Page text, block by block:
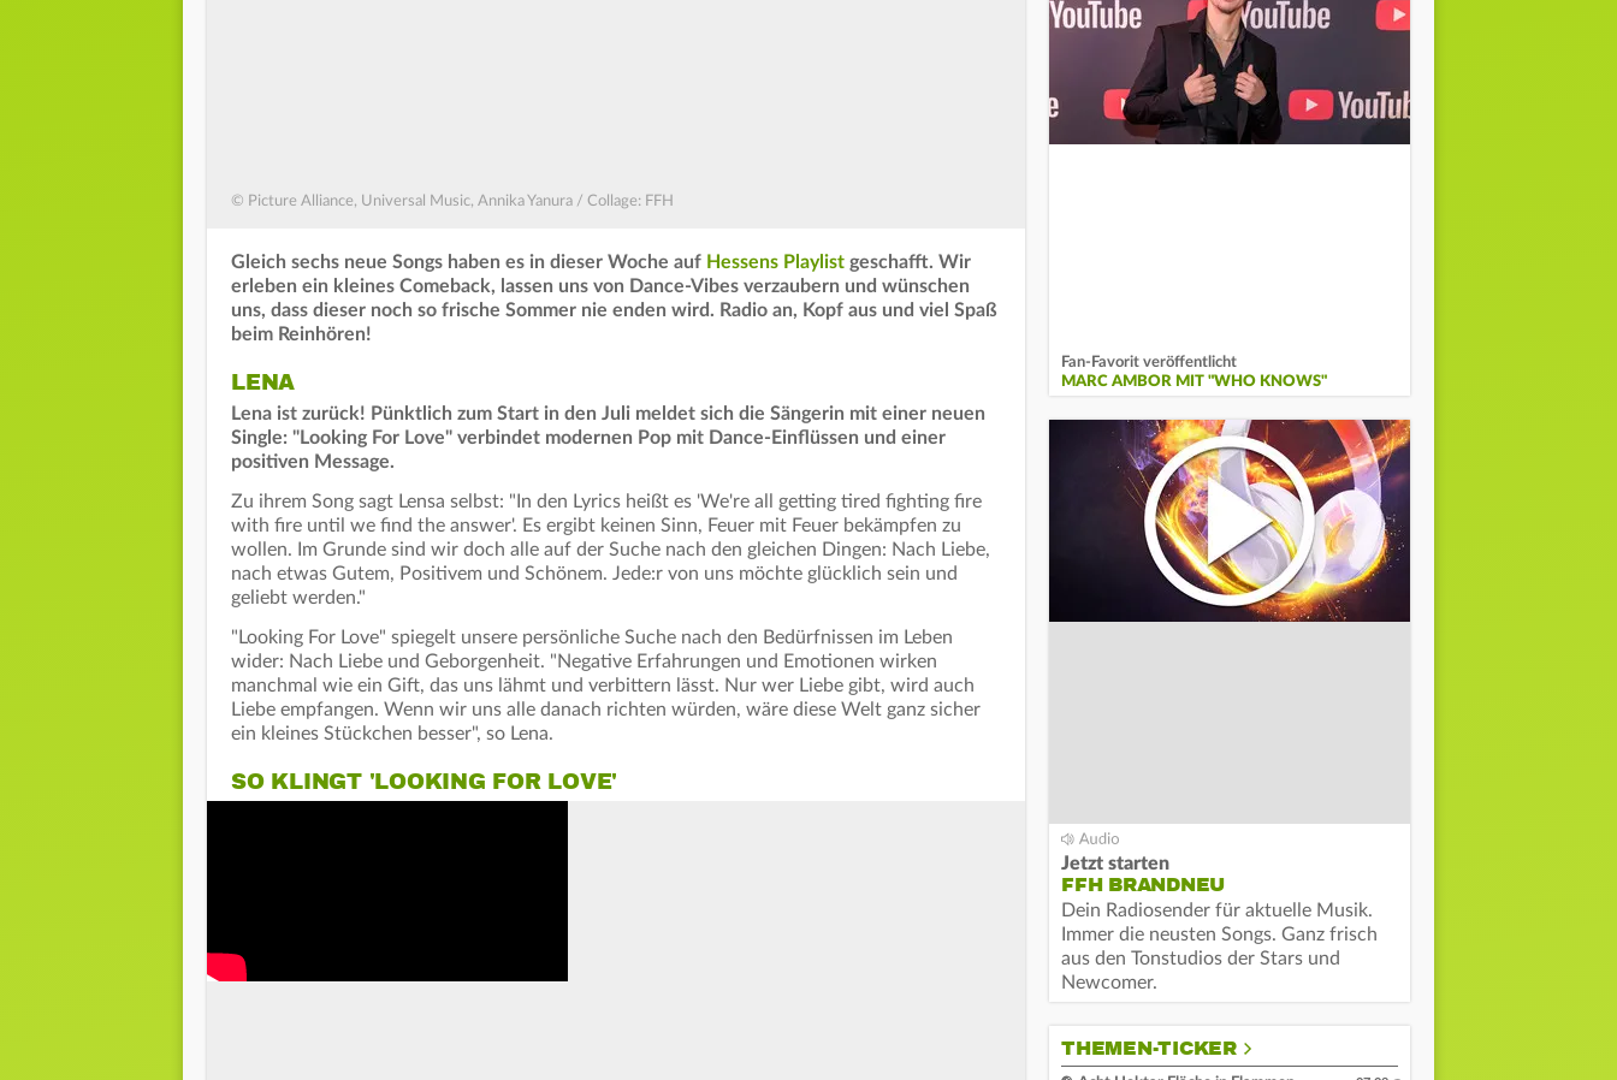
© Picture Alliance, Universal Music, Annika Yanura / Collage: FFH
Gleich sechs neue Songs haben es in dieser Woche auf Hessens Playlist geschafft. Wir
erleben ein kleines Comeback, lassen uns von Dance-Vibes verzaubern und wünschen
uns, dass dieser noch so frische Sommer nie enden wird. Radio an, Kopf aus und viel Spaß
beim Reinhören!
LENA
Lena ist zurück! Pünktlich zum Start in den Juli meldet sich die Sängerin mit einer neuen
Single: "Looking For Love" verbindet modernen Pop mit Dance-Einflüssen und einer
positiven Message.
Zu ihrem Song sagt Lensa selbst: "In den Lyrics heißt es 'We're all getting tired fighting fire
with fire until we find the answer'. Es ergibt keinen Sinn, Feuer mit Feuer bekämpfen zu
wollen. Im Grunde sind wir doch alle auf der Suche nach den gleichen Dingen: Nach Liebe,
nach etwas Gutem, Positivem und Schönem. Jede:r von uns möchte glücklich sein und
geliebt werden."
"Looking For Love" spiegelt unsere persönliche Suche nach den Bedürfnissen im Leben
wider: Nach Liebe und Geborgenheit. "Negative Erfahrungen und Emotionen wirken
manchmal wie ein Gift, das uns lähmt und verbittern lässt. Nur wer Liebe gibt, wird auch
Liebe empfangen. Wenn wir uns alle danach richten würden, wäre diese Welt ganz sicher
ein kleines Stückchen besser", so Lena.
SO KLINGT 'LOOKING FOR LOVE'
Fan-Favorit veröffentlicht
MARC AMBOR MIT "WHO KNOWS"
Jetzt starten
FFH BRANDNEU
Dein Radiosender für aktuelle Musik.
Immer die neusten Songs. Ganz frisch
aus den Tonstudios der Stars und
Newcomer.
THEMEN-TICKER